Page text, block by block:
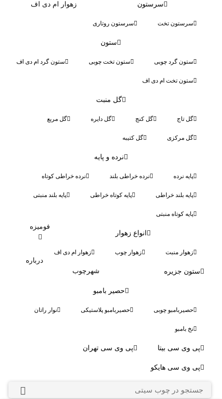
سرستون
سرستون تخت سرستون روتاری
ستون
ستون گرد چوبی ستون تخت چوبی ستون گرد ام دی اف
ستون تخت ام دی اف
گل منبت
گل تاج گل کنج گل دایره گل مربع
گل مرکزی گل کتیبه
نرده و پایه
پایه نرده نرده خراطی بلند نرده خراطی کوتاه
پایه بلند خراطی پایه کوتاه خراطی پایه بلند منبتی
پایه کوتاه منبتی
انواع زهوار
زهوار منبت زهوار چوب زهوار ام دی اف
ستون جزیره
حصیر بامبو
حصیربامبو چوبی حصیربامبو پلاستیکی نوار راتان
نخ بامبو
زهوار ام دی اف
فومیزه
پی وی سی بیتا پی وی سی تهران
پی وی سی هایکو
درباره
شهرچوب